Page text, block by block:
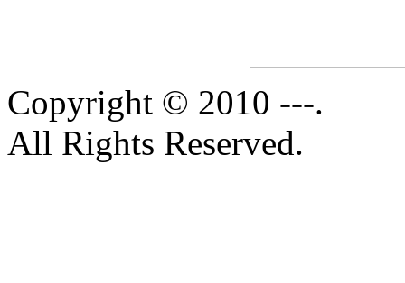
Copyright © 2010 ---.
All Rights Reserved.